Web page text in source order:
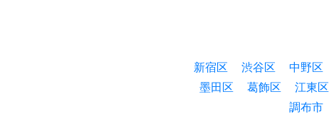
新宿区 渋谷区 中野区
墨田区
葛飾区 江東区
調布市